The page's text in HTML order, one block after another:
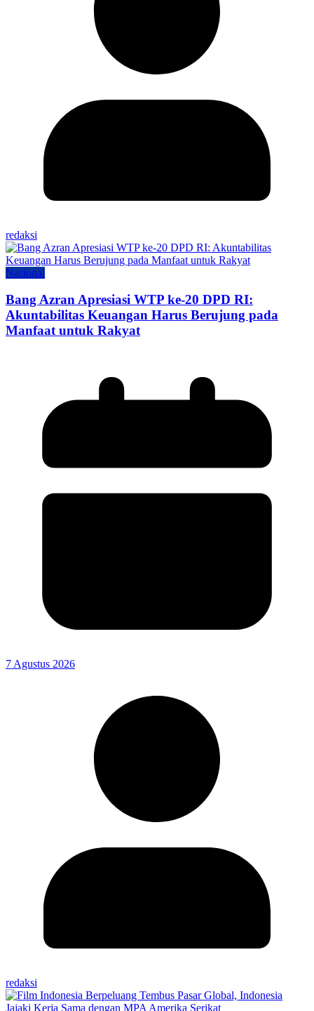
redaksi
Nasional
Bang Azran Apresiasi WTP ke-20 DPD RI:
Akuntabilitas Keuangan Harus Berujung pada
Manfaat untuk Rakyat
7 Agustus 2026
redaksi